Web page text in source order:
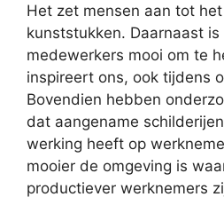
Het zet mensen aan tot
kunststukken. Daarnaast
medewerkers mooi om te
inspireert ons, ook tijdens
Bovendien hebben
dat aangename
werking heeft op
mooier de omgeving is
productiever werknemers